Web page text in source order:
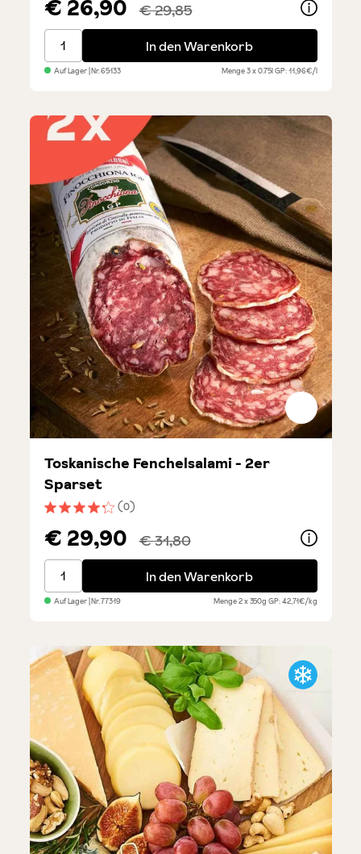
€ 26,90 € 29,85
Red Moon 99,6 - Sparset 3 x 0,75 l
In den Warenkorb
Auf Lager| Nr.65133 Menge3 x 0.75lGP: 11,96€/l
Durchschnittliche Bewertung von 4.3 von 5 Sternen
(0)
Toskanische Fenchelsalami - 2er
Sparset
€ 29,90 € 31,80
Toskanische Fenchelsalami - 2er Sparset
In den Warenkorb
Auf Lager| Nr.77319 Menge2 x 350gGP: 42,71€/kg